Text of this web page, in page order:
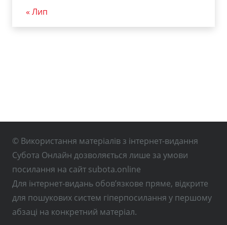
« Лип
© Використання матеріалів з інтернет-видання
Субота Онлайн дозволяється лише за умови
посилання на сайт subota.online
Для інтернет-видань обов’язкове пряме, відкрите
для пошукових систем гіперпосилання у першому
абзаці на конкретний матеріал.